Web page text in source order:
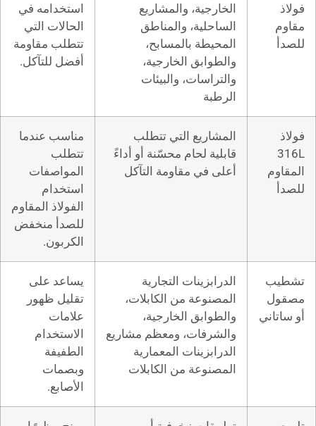
والمشاريع
والمناطق
بالمسابح،
استخدامه في
الحالات التي
تتطلب مقاومة
أفضل للتآكل.
التي تتطلب
محسّنة أو أداءً
مقاومة التآكل
مناسب عندما
تتطلب
المواصفات
التجارية
من الكابلات،
الخارجية،
ومعظم مشاريع
يساعد على
تقليل ظهور
علامات
الاستخدام
الطفيفة
وبصمات